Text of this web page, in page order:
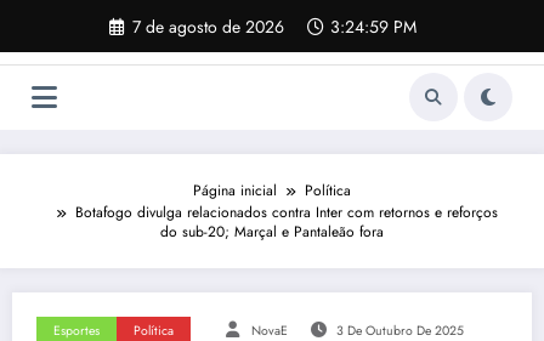
o
7 de agosto de 2026 3:25:00 PM
Página inicial
Política
Botafogo divulga relacionados contra Inter com retornos e reforços
do sub-20; Marçal e Pantaleão fora
Esportes Política NovaE 3 De Outubro De 2025